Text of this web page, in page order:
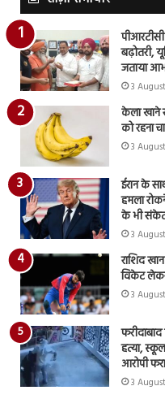
बढ़ोतरी,
जताया
3
केला खाने
को रहना
3
ईरान के
हमला
के भी
3
राशिद
विकेट
3
हत्या,
आरोपी
3